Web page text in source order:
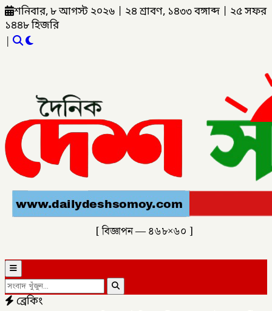
শনিবার, ৮ আগস্ট ২০২৬ ২৪ শ্রাবণ, ১৪৩৩ বঙ্গাব্দ
২৫ সফর
১৪৪৮ হিজরি
|
[ বিজ্ঞাপন — ৪৬৮×৬০ ]
ব্রেকিং